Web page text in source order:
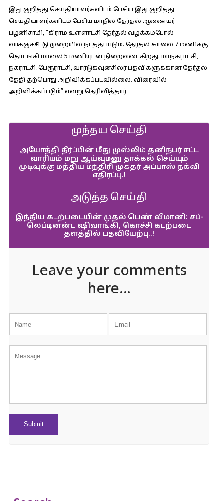
இது குறித்து செய்தியாளர்களிடம் பேசிய இது குறித்து
செய்தியாளர்களிடம் பேசிய மாநில தேர்தல் ஆணையர்
பழனிசாமி, ”கிராம உள்ளாட்சி தேர்தல் வழக்கம்போல்
வாக்குச்சீட்டு முறையில் நடத்தப்படும். தேர்தல் காலை 7 மணிக்கு
தொடங்கி மாலை 5 மணியுடன் நிறைவடைகிறது. மாநகராட்சி,
நகராட்சி, பேரூராட்சி, வார்டுகவுன்சிலர் பதவிகளுக்கான தேர்தல்
தேதி தற்பொது அறிவிக்கப்படவில்லை. விரைவில்
அறிவிக்கப்படும்” என்று தெரிவித்தார்.
முந்தய செய்தி
அயோத்தி தீர்ப்பின் மீது முஸ்லிம் தனிநபர் சட்ட
வாரியம் மறு ஆய்வுமனு தாக்கல் செய்யும்
முடிவுக்கு மத்திய மந்திரி முக்தர் அப்பாஸ் நக்வி
எதிர்ப்பு.!
அடுத்த செய்தி
இந்திய கடற்படையின் முதல் பெண் விமானி: சப்-
லெப்டினன்ட் ஷிவாங்கி, கொச்சி கடற்படை
தளத்தில் பதவியேற்பு..!
Leave your comments
here...